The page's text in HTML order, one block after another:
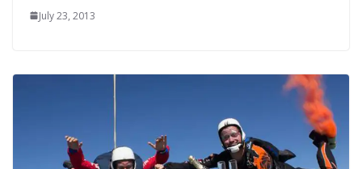
July 23, 2013